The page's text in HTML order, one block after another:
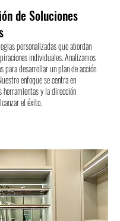
de Soluciones
personalizadas que abordan
individuales. Analizamos
para desarrollar un plan de acción
enfoque se centra en
herramientas y la dirección
el éxito.